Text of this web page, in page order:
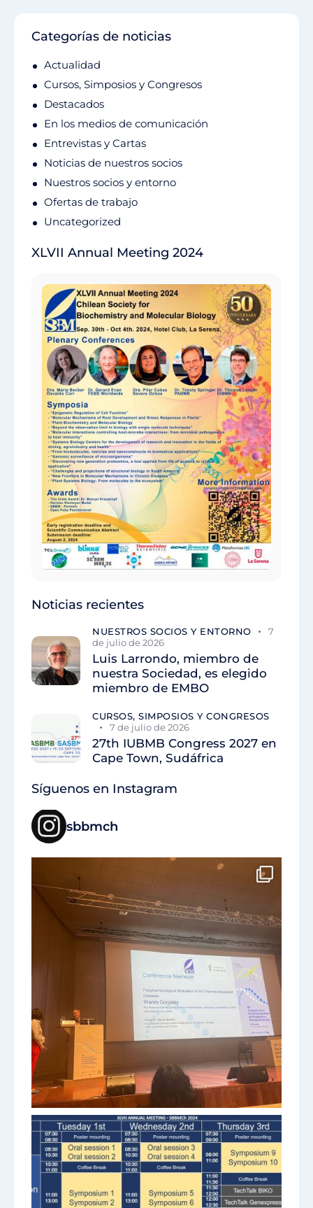
Categorías de noticias
Actualidad
Cursos, Simposios y Congresos
Destacados
En los medios de comunicación
Entrevistas y Cartas
Noticias de nuestros socios
Nuestros socios y entorno
Ofertas de trabajo
Uncategorized
XLVII Annual Meeting 2024
Noticias recientes
NUESTROS SOCIOS Y ENTORNO
7
de julio de 2026
Luis Larrondo, miembro de
nuestra Sociedad, es elegido
miembro de EMBO
CURSOS, SIMPOSIOS Y CONGRESOS
7 de julio de 2026
27th IUBMB Congress 2027 en
Cape Town, Sudáfrica
Síguenos en Instagram
sbbmch